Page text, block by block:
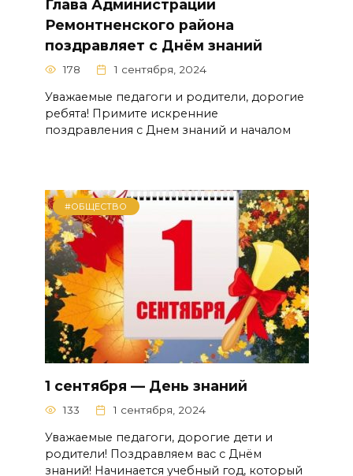
Глава Администрации
Ремонтненского района
поздравляет с Днём знаний
178 1 сентября, 2024
Уважаемые педагоги и родители, дорогие
ребята! Примите искренние
поздравления с Днем знаний и началом
#ОБЩЕСТВО
1 сентября — День знаний
133 1 сентября, 2024
Уважаемые педагоги, дорогие дети и
родители! Поздравляем вас с Днём
знаний! Начинается учебный год, который